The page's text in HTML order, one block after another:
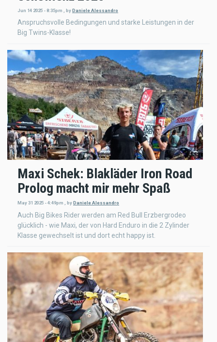
Jun 14 2025 - 8:35pm byDaniele Alessandro
Anspruchsvolle Bedingungen und starke Leistungen in der
Big Twins-Klasse!
Maxi Schek: Blakläder Iron Road
Prolog macht mir mehr Spaß
May 31 2025 - 4:49pm byDaniele Alessandro
Auch Big Bikes Rider werden am Red Bull Erzbergrodeo
glücklich - wie Maxi, der von Hard Enduro in die 2 Zylinder
Klasse gewechselt ist und dort echt happy ist.